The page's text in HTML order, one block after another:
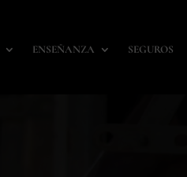
ENSEÑANZA SEGUROS